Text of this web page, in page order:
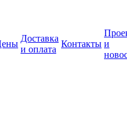
Доставка
и оплата
Контакты и